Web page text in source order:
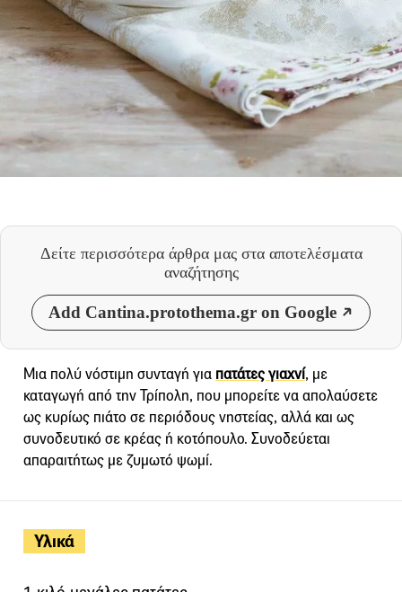
Δείτε περισσότερα άρθρα μας στα αποτελέσματα
αναζήτησης
Add Cantina.protothema.gr on Google
Υλικά
Μια πολύ νόστιμη συνταγή για πατάτες γιαχνί, με
καταγωγή από την Τρίπολη, που μπορείτε να απολαύσετε
ως κυρίως πιάτο σε περιόδους νηστείας, αλλά και ως
συνοδευτικό σε κρέας ή κοτόπουλο. Συνοδεύεται
απαραιτήτως με ζυμωτό ψωμί.